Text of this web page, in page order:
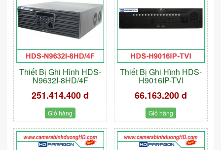
Thiết Bị Ghi Hình HDS-
N9632I-8HD/4F
251.414.400 đ
Giỏ hàng
Thiết Bị Ghi Hình HDS-
H9016IP-TVI
66.163.200 đ
Giỏ hàng